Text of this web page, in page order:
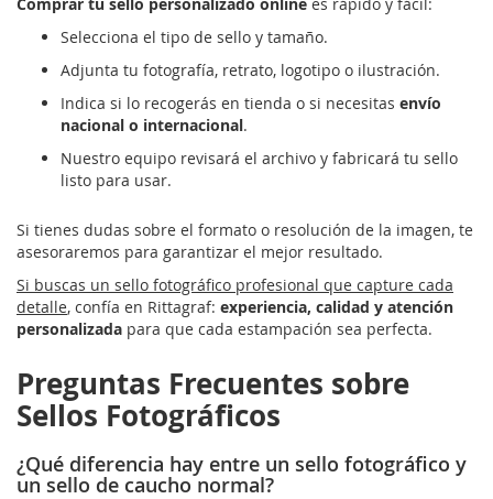
Selecciona el tipo de sello y tamaño.
Adjunta tu fotografía, retrato, logotipo o ilustración.
Indica si lo recogerás en tienda o si necesitas envío
nacional o internacional.
Nuestro equipo revisará el archivo y fabricará tu sello
listo para usar.
Si tienes dudas sobre el formato o resolución de la imagen, te
asesoraremos para garantizar el mejor resultado.
Si buscas un sello fotográfico profesional que capture cada
detalle, confía en Rittagraf: experiencia, calidad y atención
personalizada para que cada estampación sea perfecta.
Preguntas Frecuentes sobre
Sellos Fotográficos
¿Qué diferencia hay entre un sello fotográfico y
un sello de caucho normal?